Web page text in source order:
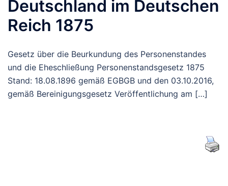
Deutschland im Deutschen
Reich 1875
Gesetz über die Beurkundung des Personenstandes
und die Eheschließung Personenstandsgesetz 1875
Stand: 18.08.1896 gemäß EGBGB und den 03.10.2016,
gemäß Bereinigungsgesetz Veröffentlichung am […]